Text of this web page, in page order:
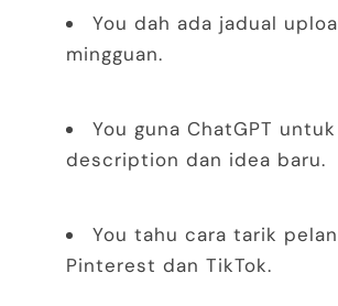
You dah ada jadual
mingguan.
You guna ChatGPT
description dan idea baru.
You tahu cara tarik
Pinterest dan TikTok.